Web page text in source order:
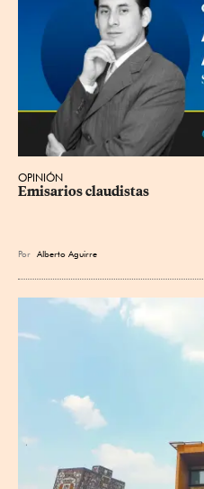
OPINIÓN
Emisarios claudistas
Por Alberto Aguirre